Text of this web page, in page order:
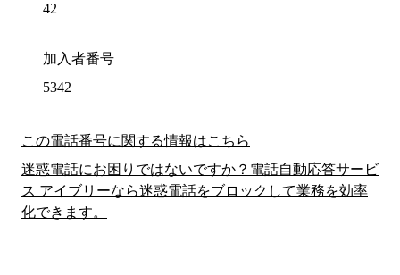
42
加入者番号
5342
この電話番号に関する情報はこちら
迷惑電話にお困りではないですか？電話自動応答サービ
ス アイブリーなら迷惑電話をブロックして業務を効率
化できます。